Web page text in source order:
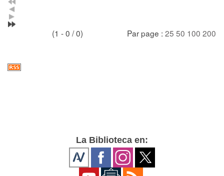
(1 - 0 / 0) Par page : 25 50 100 200
La Biblioteca en: